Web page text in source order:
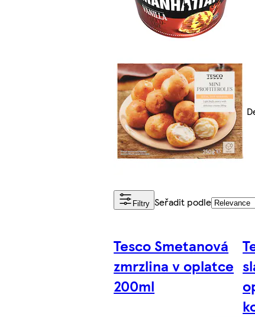
Filtry Seřadit podle
Tesco Smetanová
zmrzlina v oplatce
200ml